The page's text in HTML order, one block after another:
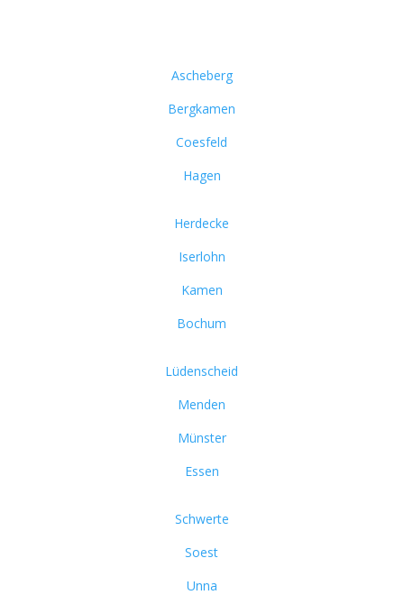
Ascheberg
Bergkamen
Coesfeld
Hagen
Herdecke
Iserlohn
Kamen
Bochum
Lüdenscheid
Menden
Münster
Essen
Schwerte
Soest
Unna